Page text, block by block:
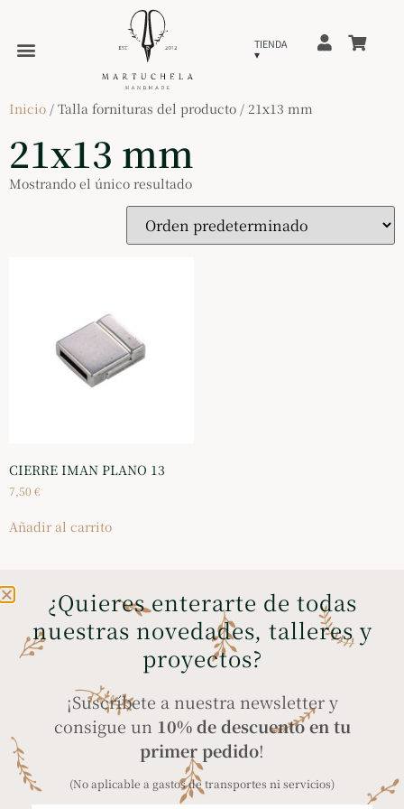
Inicio / Talla fornituras del producto / 21x13 mm
21x13 mm
Mostrando el único resultado
CIERRE IMAN PLANO 13
7,50 €
Añadir al carrito
ENVÍOS GRATIS A
PENÍNSULA Y BALEARES
en compras superiores
COMPRA SEGURA
a través de tarjeta
PayPal
ENVÍO A TODO EL
PRODUCTOS
¿Quieres enterarte de todas
nuestras novedades, talleres y
proyectos?
¡Suscríbete a nuestra newsletter y
consigue un 10% de descuento en tu
primer pedido!
(No aplicable a gastos de transportes ni servicios)